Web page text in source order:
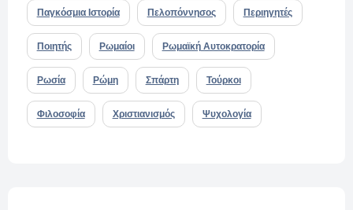
Παγκόσμια Ιστορία Πελοπόννησος Περιηγητές
Ποιητής Ρωμαίοι Ρωμαϊκή Αυτοκρατορία
Ρωσία Ρώμη Σπάρτη Τούρκοι
Φιλοσοφία Χριστιανισμός Ψυχολογία